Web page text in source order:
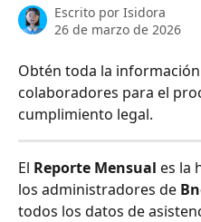
Escrito por Isidora
26 de marzo de 2026
Obtén toda la
colaboradores para el
cumplimiento legal.
El Reporte Mensual es la
los administradores de
todos los datos de